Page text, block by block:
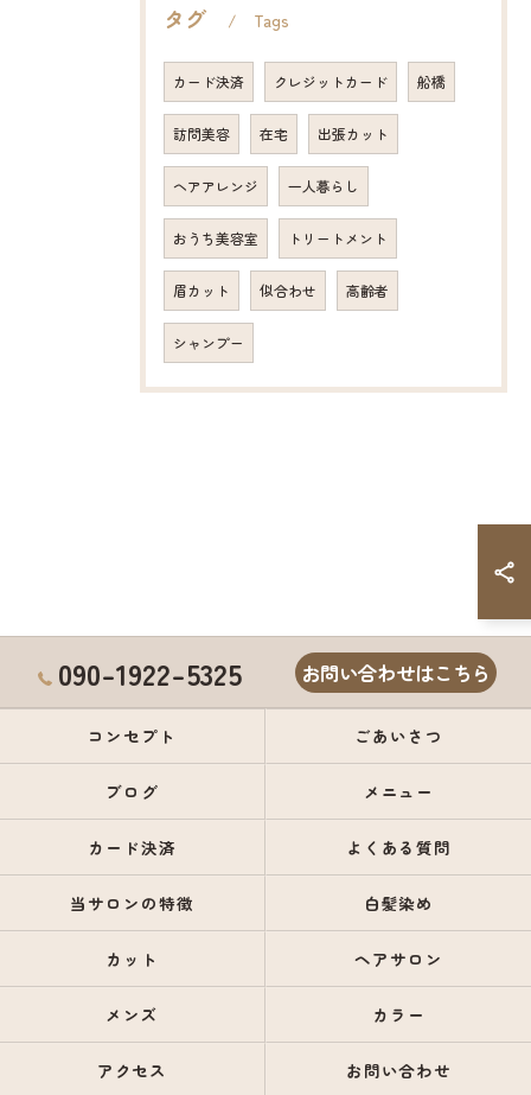
タグ Tags
カード決済 クレジットカード 船橋
訪問美容 在宅 出張カット
ヘアアレンジ 一人暮らし
おうち美容室 トリートメント
眉カット 似合わせ 高齢者
シャンプー
090-1922-5325 お問い合わせはこちら
コンセプト ごあいさつ
ブログ メニュー
カード決済 よくある質問
当サロンの特徴 白髪染め
カット ヘアサロン
メンズ カラー
アクセス お問い合わせ